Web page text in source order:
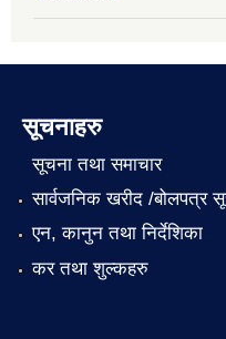
सूचनाहरु
सूचना तथा समाचार
सार्वजनिक खरीद /बोलपत्र
एन, कानुन तथा निर्देशिका
कर तथा शुल्कहरु